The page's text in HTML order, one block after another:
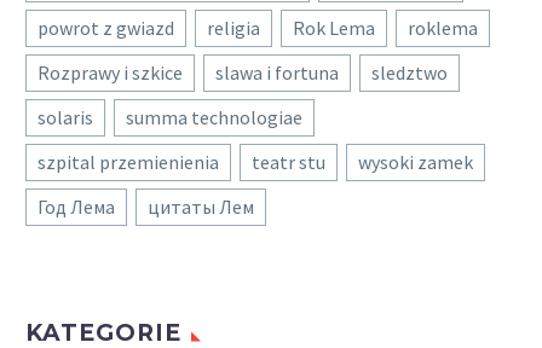
powrot z gwiazd religia Rok Lema
roklema
Rozprawy i szkice
slawa i fortuna
sledztwo
solaris
summa technologiae
szpital przemienienia
teatr stu
wysoki zamek
Год Лема
цитаты Лем
KATEGORIE